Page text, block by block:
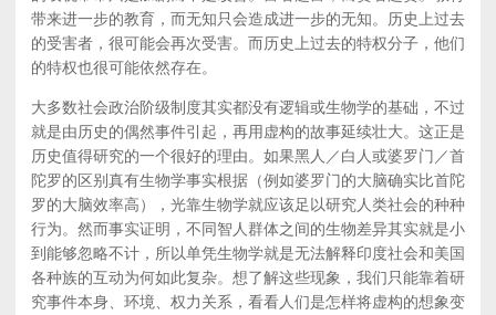
带来进一步的教育，而无知只会造成进一步的无知。历史上过去
的受害者，很可能会再次受害。而历史上过去的特权分子，他们
的特权也很可能依然存在。
大多数社会政治阶级制度其实都没有逻辑或生物学的基础，不过
就是由历史的偶然事件引起，再用虚构的故事延续壮大。这正是
历史值得研究的一个很好的理由。如果黑人／白人或婆罗门／首
陀罗的区别真有生物学事实根据（例如婆罗门的大脑确实比首陀
罗的大脑效率高），光靠生物学就应该足以研究人类社会的种种
行为。然而事实证明，不同智人群体之间的生物差异其实就是小
到能够忽略不计，所以单凭生物学就是无法解释印度社会和美国
各种族的互动为何如此复杂。想了解这些现象，我们只能靠着研
究事件本身、环境、权力关系，看看人们是怎样将虚构的想象变